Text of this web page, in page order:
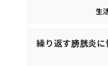
生
繰り返す膀胱炎